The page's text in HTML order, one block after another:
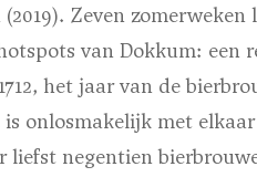
Zeven
van Dokkum: een
het jaar van de
onlosmakelijk met
liefst negentien